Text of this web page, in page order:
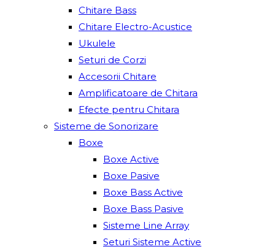
Chitare Bass
Chitare Electro-Acustice
Ukulele
Seturi de Corzi
Accesorii Chitare
Amplificatoare de Chitara
Efecte pentru Chitara
Sisteme de Sonorizare
Boxe
Boxe Active
Boxe Pasive
Boxe Bass Active
Boxe Bass Pasive
Sisteme Line Array
Seturi Sisteme Active